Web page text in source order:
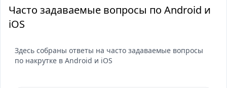
Часто задаваемые вопросы по Android и
iOS
Здесь собраны ответы на часто задаваемые вопросы
по накрутке в Android и iOS